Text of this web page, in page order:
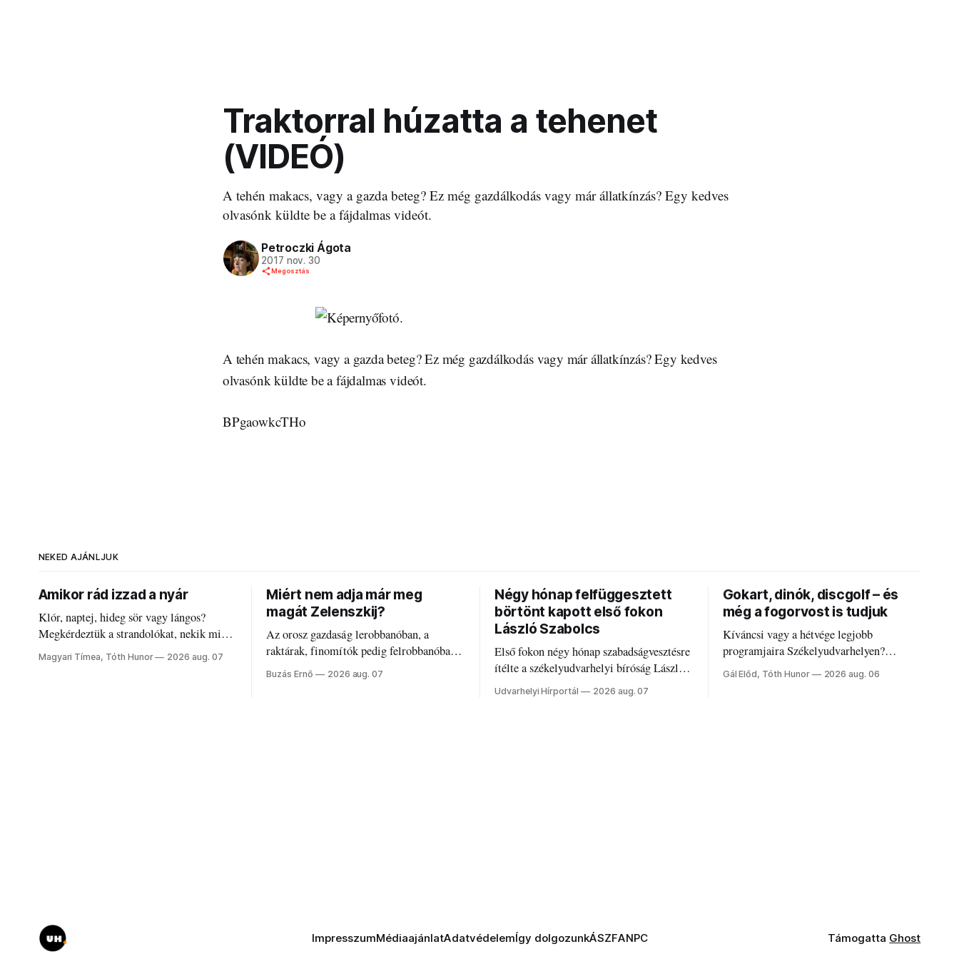
Traktorral húzatta a tehenet
(VIDEÓ)
A tehén makacs, vagy a gazda beteg? Ez még gazdálkodás vagy már állatkínzás? Egy kedves
olvasónk küldte be a fájdalmas videót.
Petroczki Ágota
2017 nov. 30
Megosztás
A tehén makacs, vagy a gazda beteg? Ez még gazdálkodás vagy már állatkínzás? Egy kedves
olvasónk küldte be a fájdalmas videót.
BPgaowkcTHo
NEKED AJÁNLJUK
Amikor rád izzad a nyár
Klór, naptej, hideg sör vagy lángos?
Megkérdeztük a strandolókat, nekik mi
jelenti a nyarat, és hogyan bírják a
kánikulát.
Magyari Tímea, Tóth Hunor 2026 aug. 07
Miért nem adja már meg
magát Zelenszkij?
Az orosz gazdaság lerobbanóban, a
raktárak, finomítók pedig felrobbanóban.
Akárcsak az ukrán népharag, amikor
elégedetlen vezetőivel.
Buzás Ernő 2026 aug. 07
Négy hónap felfüggesztett
börtönt kapott első fokon
László Szabolcs
Első fokon négy hónap szabadságvesztésre
ítélte a székelyudvarhelyi bíróság László
Szabolcsot.
Udvarhelyi Hírportál 2026 aug. 07
Gokart, dinók, discgolf – és
még a fogorvost is tudjuk
Kíváncsi vagy a hétvége legjobb
programjaira Székelyudvarhelyen?
Nálunk megtalálod őket – sőt, ha baj van a
fogaddal, a fogorvosi ügyeletet is!
Gál Előd, Tóth Hunor 2026 aug. 06
ImpresszumMédiaajánlatAdatvédelemÍgy dolgozunkÁSZFANPC Támogatta Ghost